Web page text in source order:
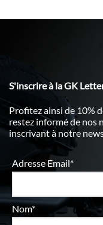
S'inscrire à la GK
Profitez ainsi de 10%
restez informé de nos
inscrivant à notre
Adresse Email*
Nom*